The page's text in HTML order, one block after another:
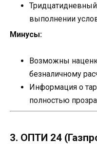
выполнении
Минусы:
Возможны
безналичному
Информация о
полностью
3. ОПТИ 24